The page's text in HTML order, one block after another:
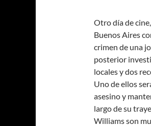
Otro día de
Buenos Aires
crimen de una
posterior
locales y dos
Uno de ellos
asesino y
largo de su
Williams son